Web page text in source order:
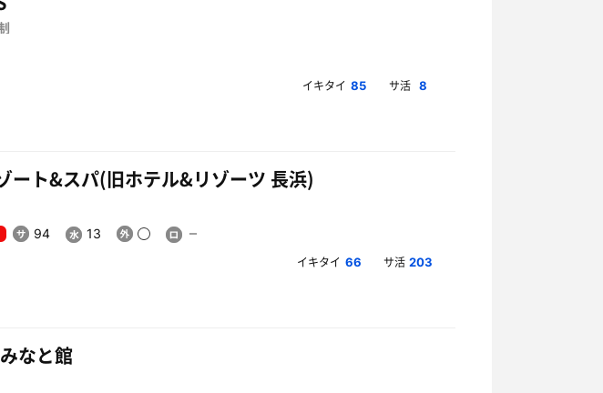
イキタイ 85 サ活 8
ート&スパ(旧ホテル&リゾーツ 長浜)
94 13
イキタイ 66 サ活 203
なと館